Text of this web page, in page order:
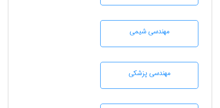
مهندسي شيمی
مهندسی پزشکی